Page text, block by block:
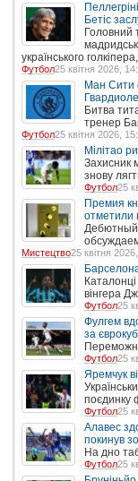
Бетіс
Головний
українського
Футбол25 квітня 2026,
Ман Сити
Гвардиоле
Битва
тренер
Футбол25 квітня 2026,
Мілітао
Захисник
знову
Футбол25
Премия
отметили
Дебютный
Мистецтво25 квітня
вінгера
Футбол25
Фулгем
за
Футбол25
Яремчук
поєдинку
Футбол25
Алавес
покинув
На дно
Футбол25